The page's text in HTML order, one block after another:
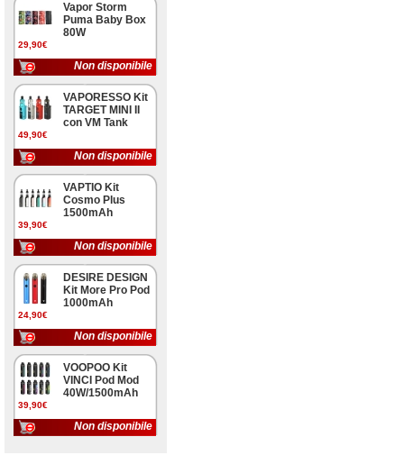
29,90€
Vapor Storm
Puma Baby Box
80W
Non disponibile
49,90€
VAPORESSO Kit
TARGET MINI II
con VM Tank
Non disponibile
39,90€
VAPTIO Kit
Cosmo Plus
1500mAh
Non disponibile
24,90€
DESIRE DESIGN
Kit More Pro Pod
1000mAh
Non disponibile
39,90€
VOOPOO Kit
VINCI Pod Mod
40W/1500mAh
Non disponibile